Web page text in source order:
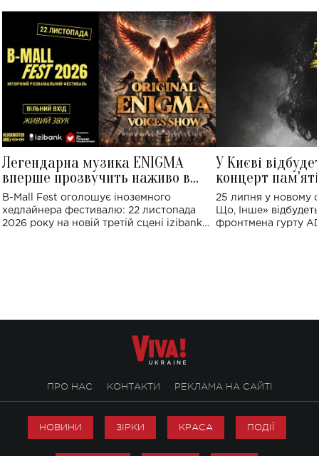
Легендарна музика ENIGMA
вперше прозвучить наживо в
Україні: де відбудеться концерт
B-Mall Fest оголошує іноземного
хедлайнера фестивалю: 22 листопада
2026 року на новій третій сцені izibank
У Києві
концерт
Клименка:
виконають
25 липня у новому
Що, Інше»
фронтмена гурту
ПРО НАС КОНТАКТИ РЕКЛАМА НА САЙТІ
НОВИНИ ЗІРКИ КРАСА ПОДІЇ